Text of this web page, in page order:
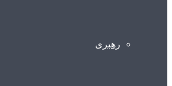
رهبری